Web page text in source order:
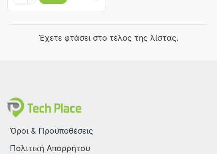
Έχετε φτάσει στο τέλος της λίστας.
Όροι & Προϋποθέσεις
Πολιτική Απορρήτου